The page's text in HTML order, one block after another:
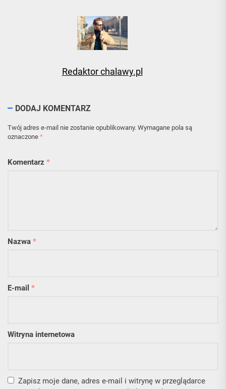
Redaktor chalawy.pl
DODAJ KOMENTARZ
Twój adres e-mail nie zostanie opublikowany. Wymagane pola są
oznaczone *
Komentarz *
Nazwa *
E-mail *
Witryna internetowa
Zapisz moje dane, adres e-mail i witrynę w przeglądarce